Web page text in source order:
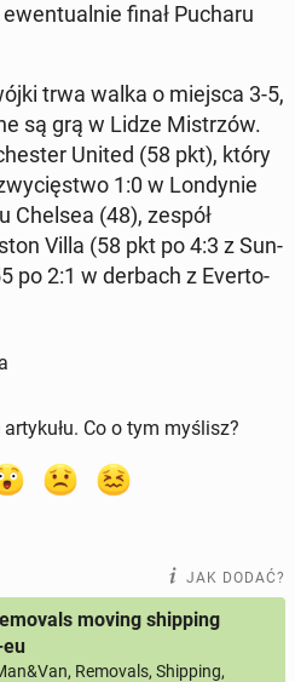
ewen­tu­al­nie finał Pucharu
trwa walka o miejsca 3-5,
są grą w Lidze Mi­strzów.
United (58 pkt), który
1:0 w Lon­dy­nie
Chelsea (48), zespół
Villa (58 pkt po 4:3 z Sun­
po 2:1 w derbach z Ever­to­
Co o tym myślisz?
JAK DODAĆ?
moving shipping
Removals, Shipping,